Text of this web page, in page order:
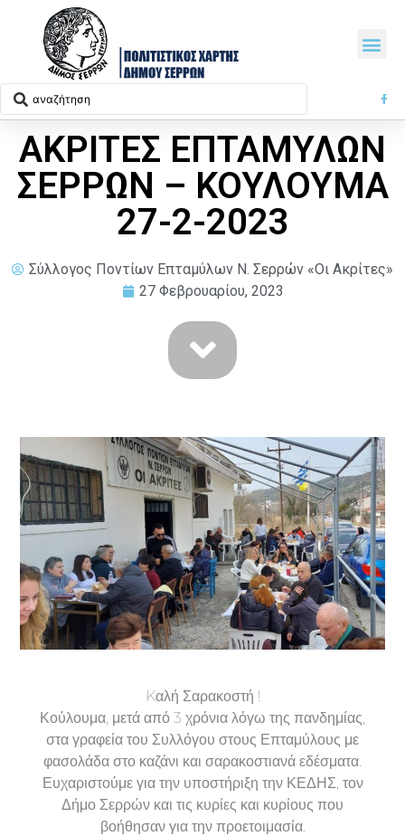
ΑΚΡΙΤΕΣ ΕΠΤΑΜΥΛΩΝ
ΣΕΡΡΩΝ – ΚΟΥΛΟΥΜΑ
27-2-2023
Σύλλογος Ποντίων Επταμύλων N. Σερρών «Οι Ακρίτες»
27 Φεβρουαρίου, 2023
Kαλή Σαρακοστή !
Κούλουμα, μετά από 3 χρόνια λόγω της πανδημίας,
στα γραφεία του Συλλόγου στους Επταμύλους με
φασολάδα στο καζάνι και σαρακοστιανά εδέσματα.
Ευχαριστούμε για την υποστήριξη την ΚΕΔΗΣ, τον
Δήμο Σερρών και τις κυρίες και κυρίους που
βοήθησαν για την προετοιμασία.